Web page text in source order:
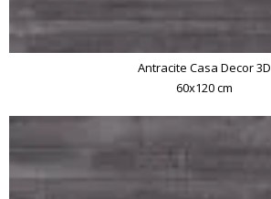
Antracite Casa Decor 3D
60x120 cm